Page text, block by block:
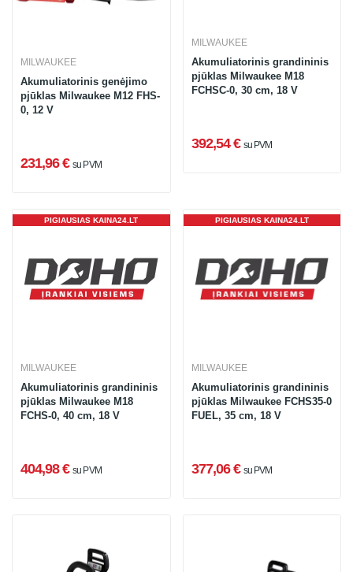
MILWAUKEE
Akumuliatorinis genėjimo
pjūklas Milwaukee M12 FHS-
0, 12 V
231,96 € su PVM
MILWAUKEE
Akumuliatorinis grandininis
pjūklas Milwaukee M18
FCHSC-0, 30 cm, 18 V
392,54 € su PVM
PIGIAUSIAS KAINA24.LT
MILWAUKEE
Akumuliatorinis grandininis
pjūklas Milwaukee M18
FCHS-0, 40 cm, 18 V
404,98 € su PVM
PIGIAUSIAS KAINA24.LT
MILWAUKEE
Akumuliatorinis grandininis
pjūklas Milwaukee FCHS35-0
FUEL, 35 cm, 18 V
377,06 € su PVM